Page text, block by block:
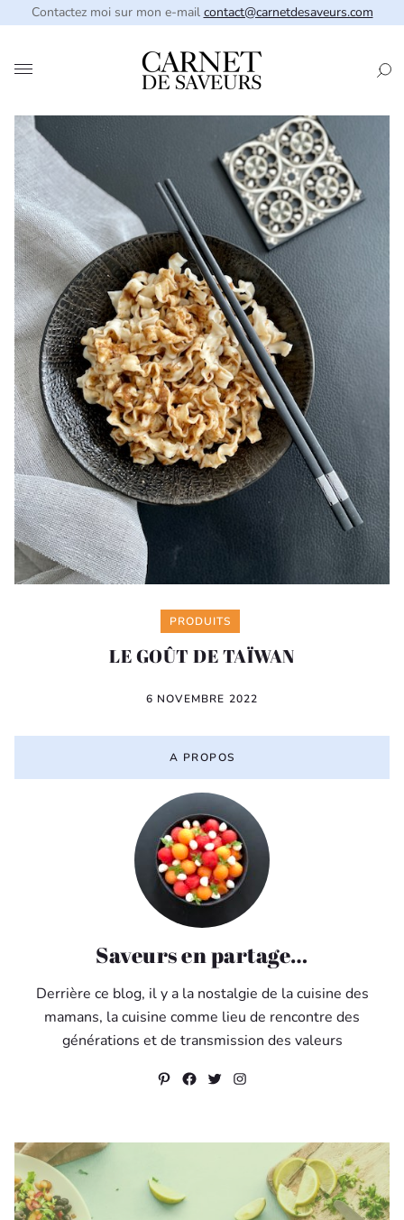
Contactez moi sur mon e-mail contact@carnetdesaveurs.com
Categories
PRODUITS
LE GOÛT DE TAÏWAN
6 NOVEMBRE 2022
A PROPOS
Saveurs en partage…
Derrière ce blog, il y a la nostalgie de la cuisine des
mamans, la cuisine comme lieu de rencontre des
générations et de transmission des valeurs
Pinterest
Facebook
Twitter
Instagram